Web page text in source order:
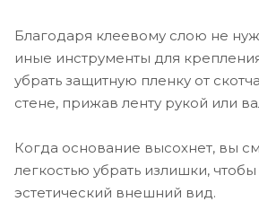
Благодаря клеевому слою не
иные инструменты для
убрать защитную пленку от
стене, прижав ленту рукой или
Когда основание высохнет, вы
легкостью убрать излишки,
эстетический внешний вид.